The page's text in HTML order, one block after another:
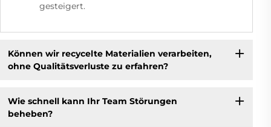
gesteigert.
Können wir recycelte Materialien verarbeiten,
ohne Qualitätsverluste zu erfahren?
Wie schnell kann Ihr Team Störungen
beheben?